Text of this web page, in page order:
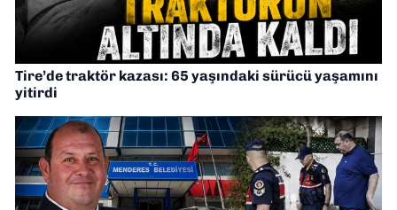
Tire’de traktör kazası: 65 yaşındaki sürücü yaşamını
yitirdi